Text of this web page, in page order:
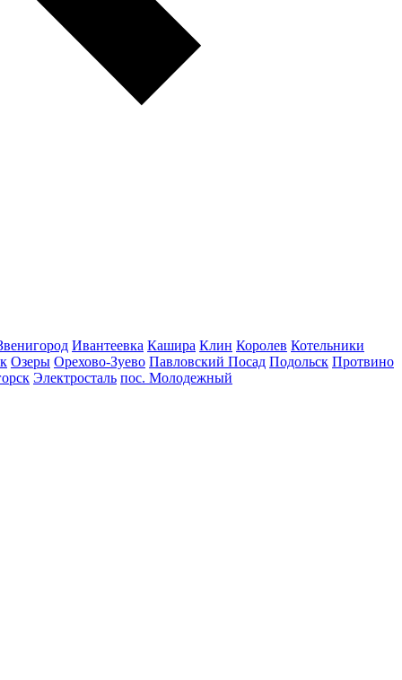
Ивантеевка Кашира Клин Королев Котельники
Озеры Орехово-Зуево Павловский Посад Подольск Протвино
Электросталь пос. Молодежный